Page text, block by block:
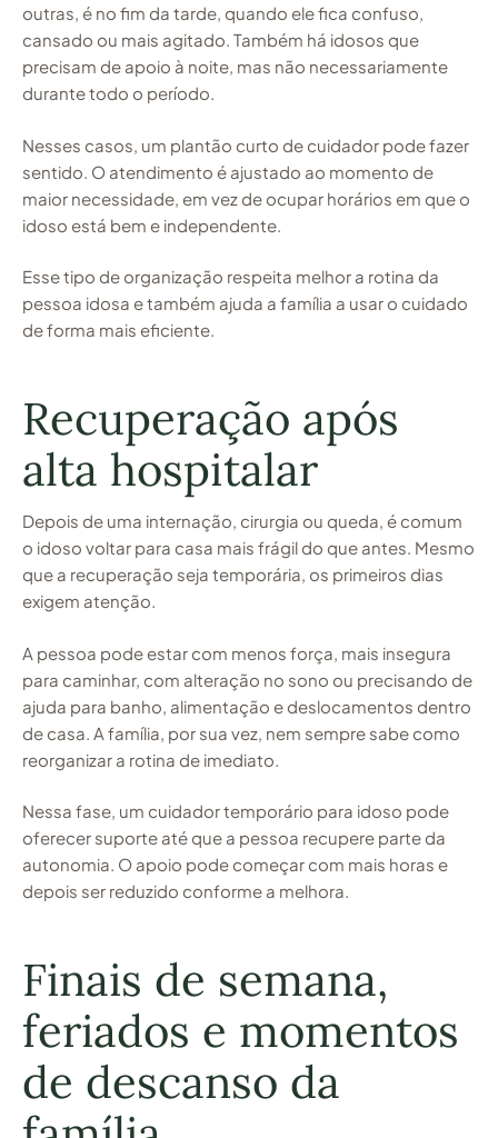
outras, é no fim da tarde, quando ele fica confuso,
cansado ou mais agitado. Também há idosos que
precisam de apoio à noite, mas não necessariamente
durante todo o período.
Nesses casos, um plantão curto de cuidador pode fazer
sentido. O atendimento é ajustado ao momento de
maior necessidade, em vez de ocupar horários em que o
idoso está bem e independente.
Esse tipo de organização respeita melhor a rotina da
pessoa idosa e também ajuda a família a usar o cuidado
de forma mais eficiente.
Recuperação após
alta hospitalar
Depois de uma internação, cirurgia ou queda, é comum
o idoso voltar para casa mais frágil do que antes. Mesmo
que a recuperação seja temporária, os primeiros dias
exigem atenção.
A pessoa pode estar com menos força, mais insegura
para caminhar, com alteração no sono ou precisando de
ajuda para banho, alimentação e deslocamentos dentro
de casa. A família, por sua vez, nem sempre sabe como
reorganizar a rotina de imediato.
Nessa fase, um cuidador temporário para idoso pode
oferecer suporte até que a pessoa recupere parte da
autonomia. O apoio pode começar com mais horas e
depois ser reduzido conforme a melhora.
Finais de semana,
feriados e momentos
de descanso da